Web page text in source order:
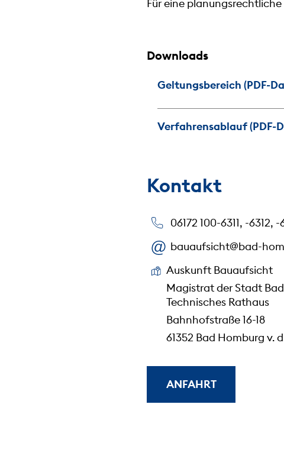
Für eine
Downloads
Geltungsbereich (PDF-
Verfahrensablauf (PDF-
Kontakt
06172 100-6311, -6312, -
bauaufsicht@bad-
Auskunft Bauaufsicht
Magistrat der Stadt
Technisches Rathaus
Bahnhofstraße 16-18
61352 Bad Homburg v.
ANFAHRT